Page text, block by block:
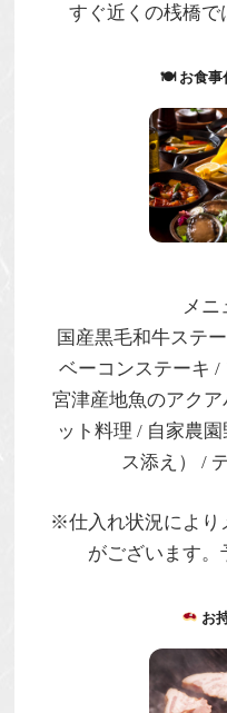
すぐ近くの桟橋で
🍽 お食事
メニ
国産黒毛和牛ステ
ベーコンステーキ /
宮津産地魚のアク
ット料理 / 自家農
ス添え） /
※仕入れ状況により
がございます。
お